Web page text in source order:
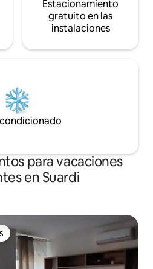
Estacionamiento
gratuito en las
instalaciones
para vacaciones
en Suardi